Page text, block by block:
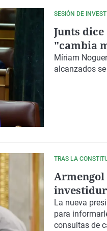
SESIÓN DE
Junts
"cambia
Míriam
alcanzados
TRAS LA
Armengol
La nueva
para
consultas de